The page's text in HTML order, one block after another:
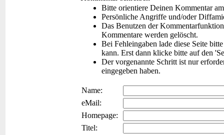
Bitte orientiere Deinen Kommentar
Persönliche Angriffe und/oder
Das Benutzen der
Kommentare werden gelöscht.
Bei Fehleingaben lade diese Seite
kann. Erst dann klicke bitte auf den
Der vorgenannte Schritt ist nur
eingegeben haben.
Name:
eMail:
Homepage:
Titel: